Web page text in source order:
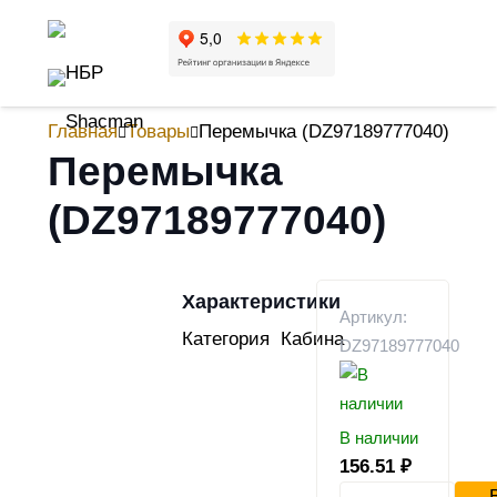
Главная Товары Перемычка (DZ97189777040)
Перемычка
(DZ97189777040)
Характеристики
Категория Кабина
Артикул:
DZ97189777040
В наличии
156.51 ₽